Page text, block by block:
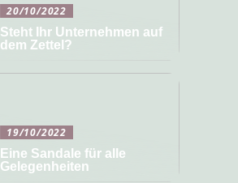
20/10/2022
Steht Ihr Unternehmen auf
dem Zettel?
19/10/2022
Eine Sandale für alle
Gelegenheiten